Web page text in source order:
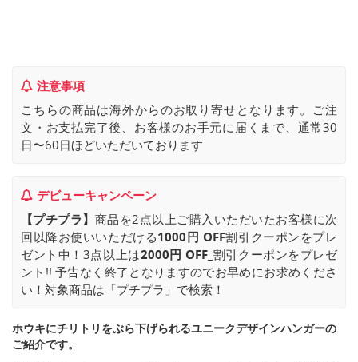
注意事項
こちらの商品は海外からのお取り寄せとなります。ご注
文・お支払完了後、お客様のお手元に届くまで、通常30
日〜60日ほどいただいております
デビューキャンペーン
【プチプラ】 商品を2点以上ご購入いただいたお客様に次
回以降お使いいただける1000円 OFF割引クーポンをプレ
ゼント中！3点以上は2000円 OFF_ 割引クーポンをプレゼ
ント!! 予告なく終了となりますのでお早めにお求めくださ
い！対象商品は「プチプラ」で検索！
ホウキにチリトリをぶら下げられるユニークデザインハンガーの
ご紹介です。